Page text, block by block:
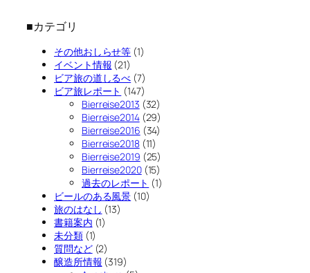
■カテゴリ
その他おしらせ等 (1)
イベント情報 (21)
ビア旅の道しるべ (7)
ビア旅レポート (147)
Bierreise2013 (32)
Bierreise2014(29)
Bierreise2016 (34)
Bierreise2018(11)
Bierreise2019 (25)
Bierreise2020(15)
過去のレポート (1)
ビールのある風景 (10)
旅のはなし (13)
書籍案内 (1)
未分類(1)
質問など(2)
醸造所情報 (319)